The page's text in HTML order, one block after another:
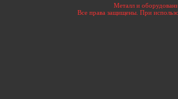
Металл и
Все права защищены. При